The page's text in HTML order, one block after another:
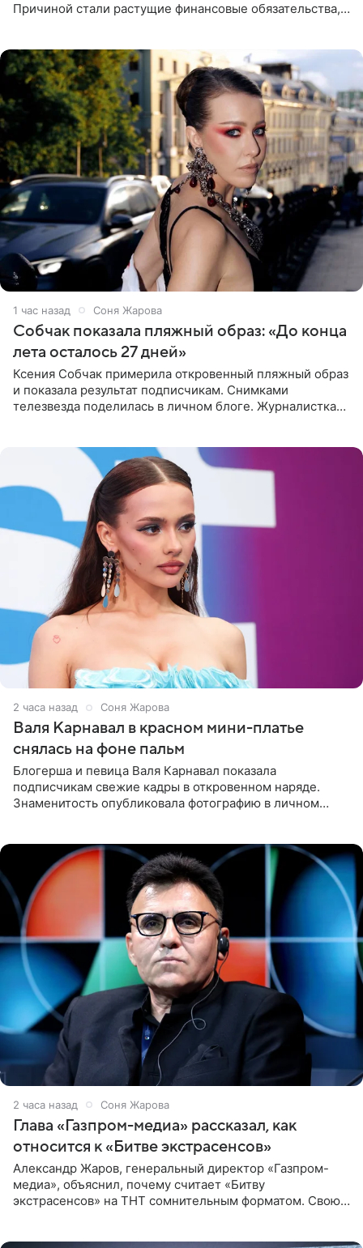
Причиной стали растущие финансовые обязательства,
1 час назад Соня Жарова
Собчак показала пляжный образ: «До конца
лета осталось 27 дней»
Ксения Собчак примерила откровенный пляжный образ
и показала результат подписчикам. Снимками
телезвезда поделилась в личном блоге. Журналистка
2 часа назад Соня Жарова
Валя Карнавал в красном мини-платье
снялась на фоне пальм
Блогерша и певица Валя Карнавал показала
подписчикам свежие кадры в откровенном наряде.
Знаменитость опубликовала фотографию в личном
2 часа назад Соня Жарова
Глава «Газпром-медиа» рассказал, как
относится к «Битве экстрасенсов»
Александр Жаров, генеральный директор «Газпром-
медиа», объяснил, почему считает «Битву
экстрасенсов» на ТНТ сомнительным форматом. Свою